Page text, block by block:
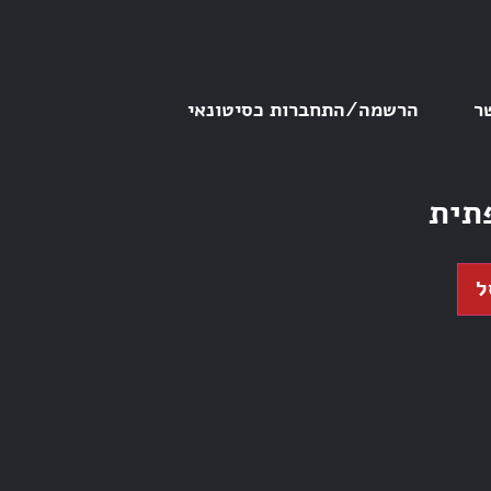
הרשמה/התחברות כסיטונאי